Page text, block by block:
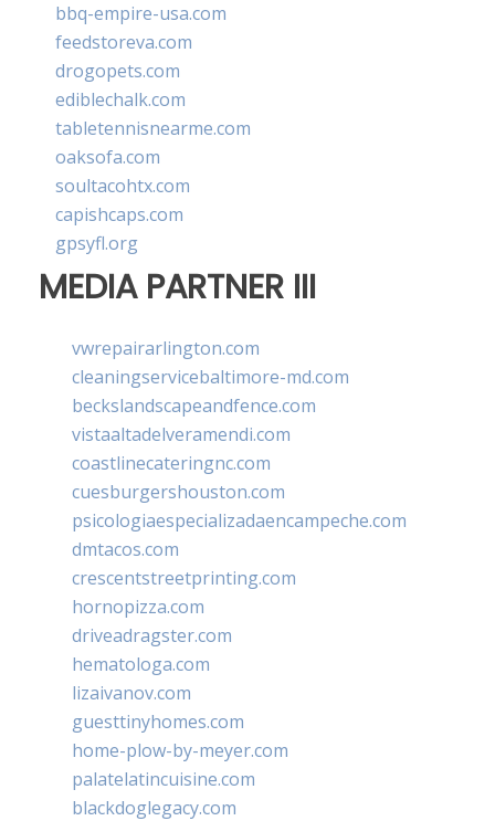
bbq-empire-usa.com
feedstoreva.com
drogopets.com
ediblechalk.com
tabletennisnearme.com
oaksofa.com
soultacohtx.com
capishcaps.com
gpsyfl.org
MEDIA PARTNER III
vwrepairarlington.com
cleaningservicebaltimore-md.com
beckslandscapeandfence.com
vistaaltadelveramendi.com
coastlinecateringnc.com
cuesburgershouston.com
psicologiaespecializadaencampeche.com
dmtacos.com
crescentstreetprinting.com
hornopizza.com
driveadragster.com
hematologa.com
lizaivanov.com
guesttinyhomes.com
home-plow-by-meyer.com
palatelatincuisine.com
blackdoglegacy.com